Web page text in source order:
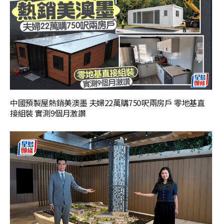
中國預製屋熱銷美澳墨 夫婦22萬購750呎兩房戶 零地基直
接組裝 實測9個月激讚